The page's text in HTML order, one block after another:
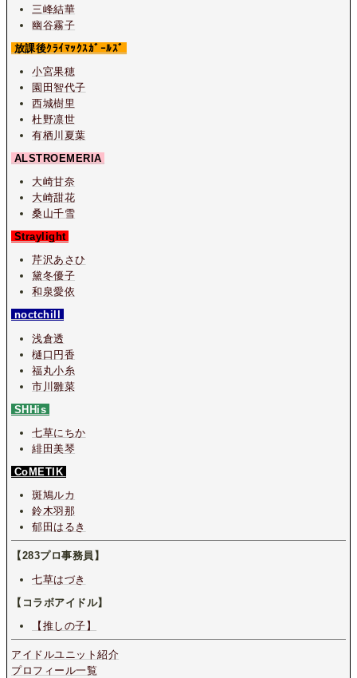
三峰結華
幽谷霧子
放課後ｸﾗｲﾏｯｸｽｶﾞｰﾙｽﾞ
小宮果穂
園田智代子
西城樹里
杜野凛世
有栖川夏葉
ALSTROEMERIA
大崎甘奈
大崎甜花
桑山千雪
Straylight
芹沢あさひ
黛冬優子
和泉愛依
noctchill
浅倉透
樋口円香
福丸小糸
市川雛菜
SHHis
七草にちか
緋田美琴
CoMETIK
斑鳩ルカ
鈴木羽那
郁田はるき
【283プロ事務員】
七草はづき
【コラボアイドル】
【推しの子】
アイドルユニット紹介
プロフィール一覧